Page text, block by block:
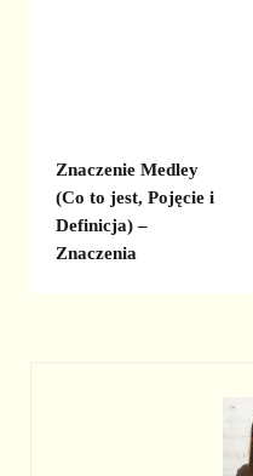
Znaczenie Medley
(Co to jest, Pojęcie i
Definicja) –
Znaczenia